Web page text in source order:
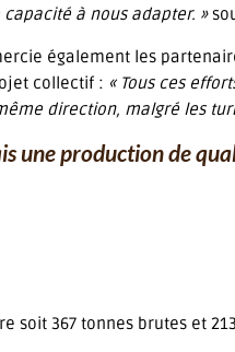
à nous adapter. »
également les
collectif : « Tous ces
direction, malgré les
une production de
soit 367 tonnes brutes et